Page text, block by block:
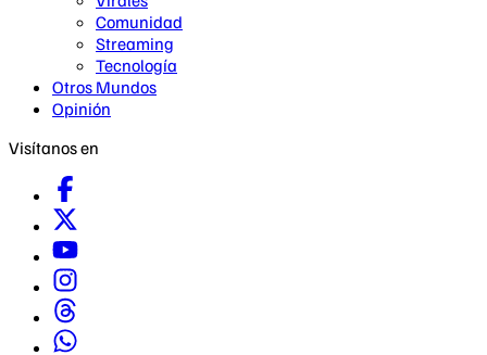
Comunidad
Streaming
Tecnología
Otros Mundos
Opinión
Visítanos en